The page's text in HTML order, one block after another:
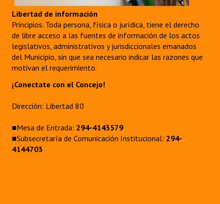
Libertad de información
Principios. Toda persona, física o jurídica, tiene el derecho
de libre acceso a las fuentes de información de los actos
legislativos, administrativos y jurisdiccionales emanados
del Municipio, sin que sea necesario indicar las razones que
motivan el requerimiento.
¡Conectate con el Concejo!
Dirección: Libertad 80
■Mesa de Entrada: 294-4143579
■Subsecretaría de Comunicación Institucional: 294-
4144703